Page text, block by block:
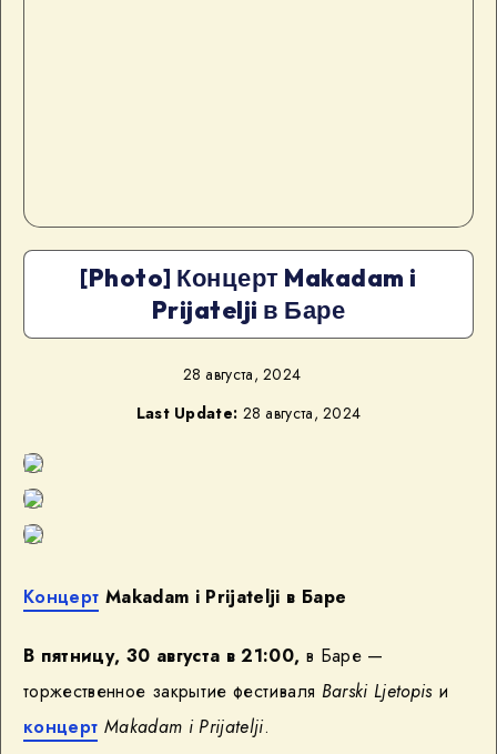
[Photo] Концерт Makadam i
Prijatelji в Баре
28 августа, 2024
Last Update: 28 августа, 2024
Концерт Makadam i Prijatelji в Баре
В пятницу, 30 августа в 21:00, в Баре —
торжественное закрытие фестиваля Barski Ljetopis и
концерт Makadam i Prijatelji.